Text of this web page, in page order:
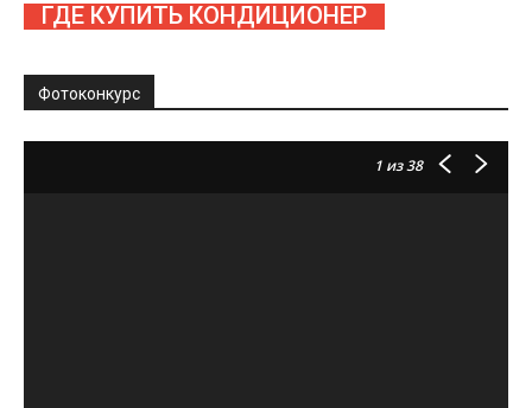
ГДЕ КУПИТЬ КОНДИЦИОНЕР
Фотоконкурс
1 из 38